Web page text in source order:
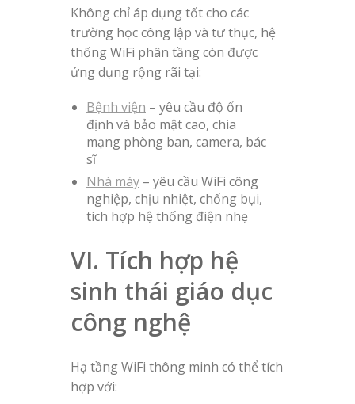
Không chỉ áp dụng tốt cho các
trường học công lập và tư thục, hệ
thống WiFi phân tầng còn được
ứng dụng rộng rãi tại:
Bệnh viện – yêu cầu độ ổn
định và bảo mật cao, chia
mạng phòng ban, camera, bác
sĩ
Nhà máy – yêu cầu WiFi công
nghiệp, chịu nhiệt, chống bụi,
tích hợp hệ thống điện nhẹ
VI. Tích hợp hệ
sinh thái giáo dục
công nghệ
Hạ tầng WiFi thông minh có thể tích
hợp với: